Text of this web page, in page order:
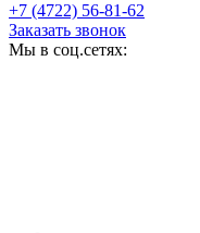
+7 (4722) 56-81-62
Заказать звонок
Мы в соц.сетях: